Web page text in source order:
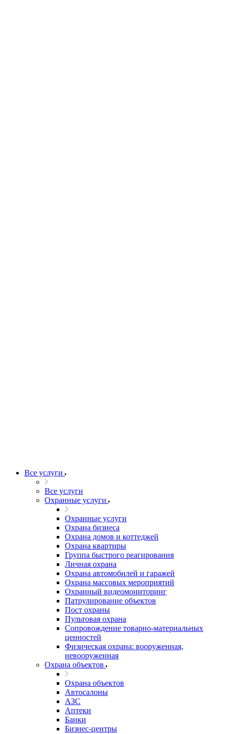
Все услуги
Все услуги
Охранные услуги
Охранные услуги
Охрана бизнеса
Охрана домов и коттеджей
Охрана квартиры
Группа быстрого реагирования
Личная охрана
Охрана автомобилей и гаражей
Охрана массовых мероприятий
Охранный видеомониторинг
Патрулирование объектов
Пост охраны
Пультовая охрана
Сопровождение товарно-материальных
ценностей
Физическая охрана: вооруженная,
невооруженная
Охрана объектов
Охрана объектов
Автосалоны
АЗС
Аптеки
Банки
Бизнес-центры